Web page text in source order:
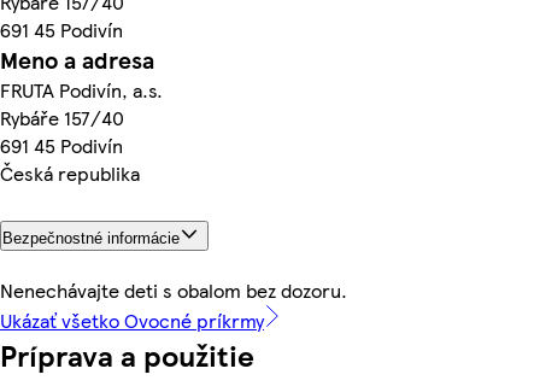
691 45 Podivín
Meno a adresa
FRUTA Podivín, a.s.
Rybáře 157/40
691 45 Podivín
Česká republika
Bezpečnostné informácie
Nenechávajte deti s obalom bez dozoru.
Ukázať všetko Ovocné príkrmy
Príprava a použitie